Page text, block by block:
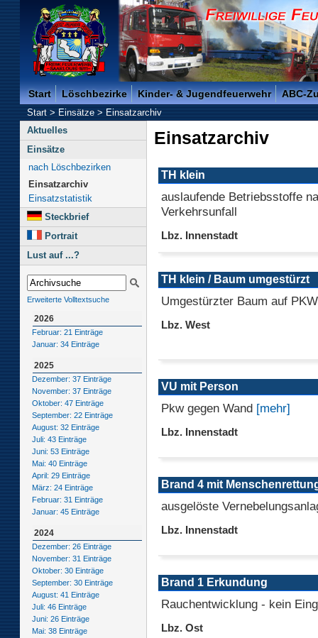
Freiwillige Feuerwehr der Kreisstadt Saarlouis -
Start Löschbezirke Kinder- & Jugendfeuerwehr ABC-
Start>Einsätze>Einsatzarchiv
Aktuelles
Einsätze
nach Löschbezirken
Einsatzarchiv
Einsatzstatistik
Steckbrief
Portrait
Lust auf ...?
Erweiterte Volltextsuche
2026
Februar: 21 Einträge
Januar: 34 Einträge
2025
Dezember: 37 Einträge
November: 37 Einträge
Oktober: 47 Einträge
September: 22 Einträge
August: 32 Einträge
Juli: 43 Einträge
Juni: 53 Einträge
Mai: 40 Einträge
April: 29 Einträge
März: 24 Einträge
Februar: 31 Einträge
Januar: 45 Einträge
2024
Dezember: 26 Einträge
November: 31 Einträge
Oktober: 30 Einträge
September: 30 Einträge
August: 41 Einträge
Juli: 46 Einträge
Juni: 26 Einträge
Mai: 38 Einträge
Einsatzarchiv
TH klein
auslaufende Betriebsstoffe
Verkehrsunfall
Lbz. Innenstadt
TH klein / Baum umgestürzt
Umgestürzter Baum auf PKW
Lbz. West
VU mit Person
Pkw gegen Wand [mehr]
Lbz. Innenstadt
Brand 4 mit
ausgelöste
Lbz. Innenstadt
Brand 1 Erkundung
Rauchentwicklung - kein
Lbz. Ost